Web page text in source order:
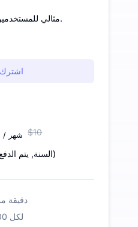
مثالي للمستخدمين العاديين والمهام اليومية.
اشترك
/ شهر $10
/ السنة, يتم )
1200
$10 لكل 500 دقيقة إضافية